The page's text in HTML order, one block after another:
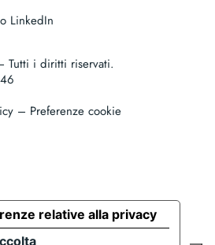
LinkedIn
Tutti i diritti riservati.
– Preferenze cookie
relative alla privacy